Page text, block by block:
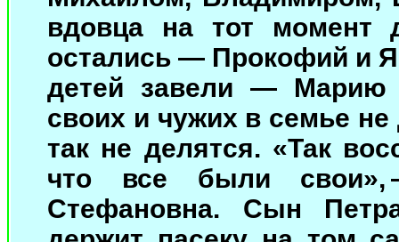
вдовца на тот момент
остались — Прокофий и
детей завели — Марию
своих и чужих в семье
так не делятся. «Так
что все были свои»,
Стефановна. Сын